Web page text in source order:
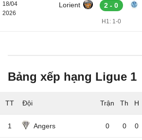
18/04
2026
Lorient 2 - 0
H1: 1-0
Bảng xếp hạng Ligue 1
TT Đội
1 Angers 0 0 0